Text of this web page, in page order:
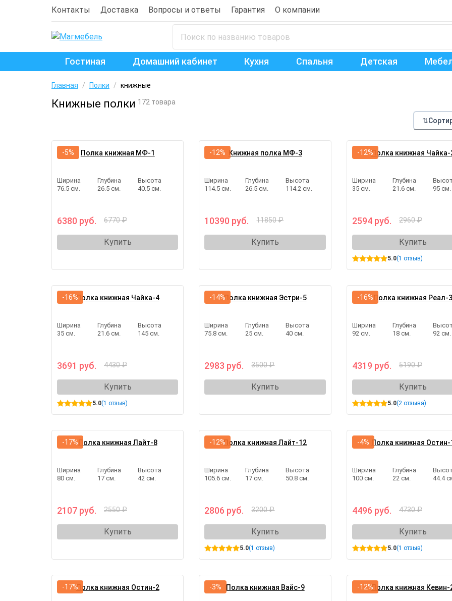
Контакты Доставка Вопросы и ответы Гарантия О компании
Гостиная Домашний кабинет Кухня Спальня Детская
Главная / Полки / книжные
Книжные полки 172 товара
⇅
Полка книжная МФ-1
Ширина
76.5 см.
Глубина
26.5 см.
Высота
40.5 см.
6380 руб. 6770 ₽
Купить
-5% Книжная полка МФ-3
Ширина
114.5 см.
Глубина
26.5 см.
Высота
114.2 см.
10390 руб. 11850 ₽
Купить
-12% Полка книжная Чайка-
Ширина
35 см.
Глубина
21.6 см.
95 см.
2594 руб. 2960 ₽
Купить
5.0(1 отзыв)
-12%
Полка книжная Чайка-4
Ширина
35 см.
Глубина
21.6 см.
Высота
145 см.
3691 руб. 4430 ₽
Купить
5.0(1 отзыв)
-16% Полка книжная Эстри-5
Ширина
75.8 см.
Глубина
25 см.
Высота
40 см.
2983 руб. 3500 ₽
Купить
-14% Полка книжная Реал-3
Ширина
92 см.
Глубина
18 см.
92 см.
4319 руб. 5190 ₽
Купить
5.0(2 отзыва)
-16%
Полка книжная Лайт-8
Ширина
80 см.
Глубина
17 см.
Высота
42 см.
2107 руб. 2550 ₽
Купить
-17% Полка книжная Лайт-12
Ширина
105.6 см.
Глубина
17 см.
Высота
50.8 см.
2806 руб. 3200 ₽
Купить
5.0(1 отзыв)
-12% Полка книжная Остин-
Ширина
100 см.
Глубина
22 см.
44.4
4496 руб. 4730 ₽
Купить
5.0(1 отзыв)
-4%
Полка книжная Остин-2
-17% Полка книжная Вайс-9
-3% Полка книжная Кевин-
-12%